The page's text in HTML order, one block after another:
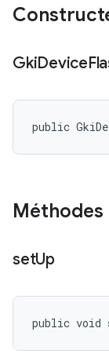
GkiDevice
public
setUp
public void